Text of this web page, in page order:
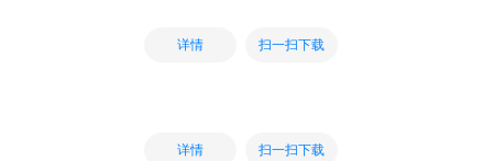
详情 扫一扫下载
详情 扫一扫下载